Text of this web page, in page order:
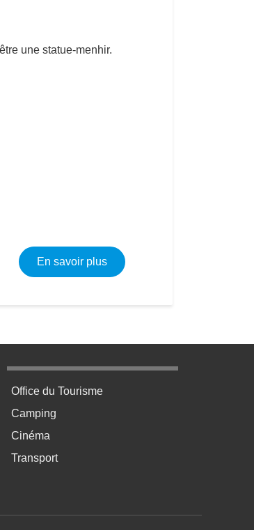
une statue-menhir.
En savoir plussur Archéologie &
Menu pratique bas de page 4
Office du Tourisme
Camping
Cinéma
Transport